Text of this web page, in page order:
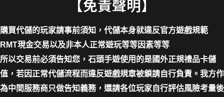
【免責聲明】
購買代儲的玩家請事前須知，代儲本身就違反官方遊戲規範
RMT現金交易以及非本人正常遊玩等等因素等等
所以交易前必須告知您，石頭手遊使用的是國外正規禮品卡儲
值，若因正常代儲流程而違反遊戲規章被鎖請自行負責。我方作
為中間服務商只做告知義務，還請各位玩家自行評估風險考量後